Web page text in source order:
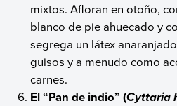
mixtos. Afloran en otoño,
blanco de pie ahuecado y
segrega un látex
guisos y a menudo como
carnes.
El “Pan de indio” (Cyttaria